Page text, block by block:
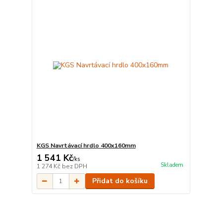
KGS Navrtávací hrdlo 400x160mm
1 541 Kč/ks
1 274 Kč bez DPH Skladem
Přidat do košíku